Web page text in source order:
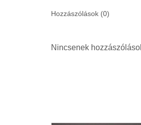
Hozzászólások (0)
Nincsenek